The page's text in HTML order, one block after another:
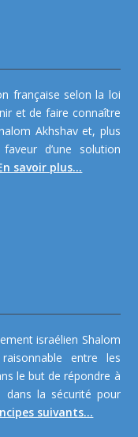
française selon la loi
et de faire connaître
Akhshav et, plus
d’une solution
savoir plus...
israélien Shalom
entre les
le but de répondre à
dans la sécurité pour
suivants...